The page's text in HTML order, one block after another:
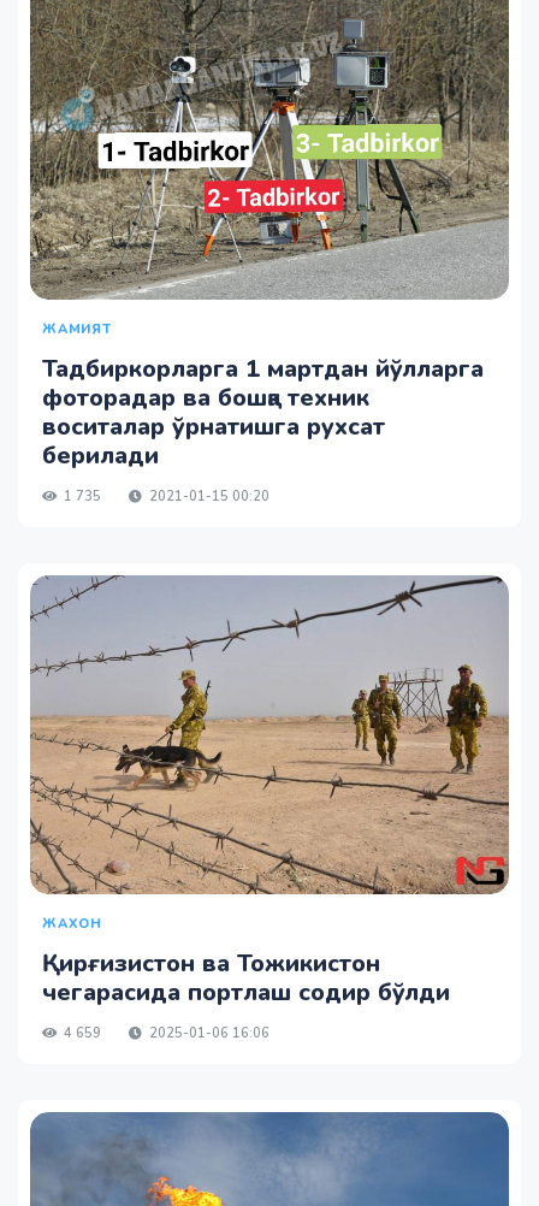
ЖАМИЯТ
Тадбиркорларга 1 мартдан йўлларга
фоторадар ва бошқа техник
воситалар ўрнатишга рухсат
берилади
1 735 2021-01-15 00:20
ЖАХОН
Қирғизистон ва Тожикистон
чегарасида портлаш содир бўлди
4 659 2025-01-06 16:06